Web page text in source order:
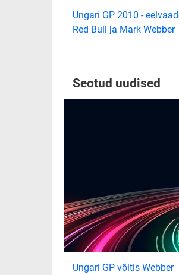
Ungari GP 2010 -
Red Bull ja Mark Webber
Seotud uudised
Ungari GP võitis Webber